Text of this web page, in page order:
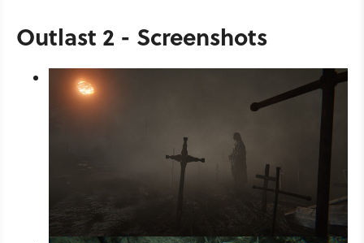
Outlast 2 - Screenshots